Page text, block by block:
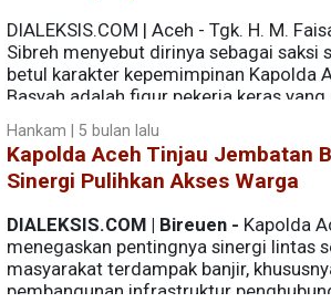
DIALEKSIS.COM | Aceh - Tgk. H. M.
Sibreh menyebut dirinya sebagai saksi
betul karakter kepemimpinan Kapolda
Basyah adalah figur pekerja keras
dan longsor, mulai dari turun
di Polda Aceh, hingga memastikan
Hankam | 5 bulan lalu
Kapolda Aceh Tinjau Jembatan
Sinergi Pulihkan Akses Warga
DIALEKSIS.COM | Bireuen - Kapolda
menegaskan pentingnya sinergi lintas
masyarakat terdampak banjir,
pembangunan infrastruktur